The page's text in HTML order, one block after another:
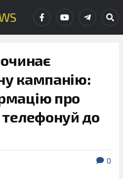
кампанію:
про
до
0